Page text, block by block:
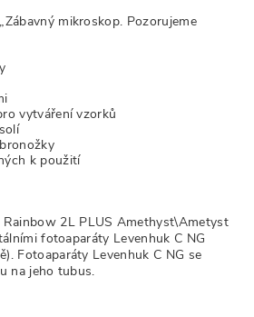
mikroskop. Pozorujeme
vytváření vzorků
k použití
Rainbow 2L PLUS Amethyst\Ametyst
fotoaparáty Levenhuk C NG
Fotoaparáty Levenhuk C NG se
na jeho tubus.